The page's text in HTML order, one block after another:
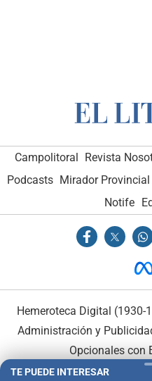
Campolitoral Revista
Podcasts Mirador Provincial
Notife
Hemeroteca Digital (1930-
Administración y
Opcionales con
TE PUEDE INTERESAR